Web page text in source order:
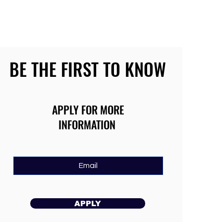
BE THE FIRST TO KNOW
APPLY FOR MORE
INFORMATION
APPLY